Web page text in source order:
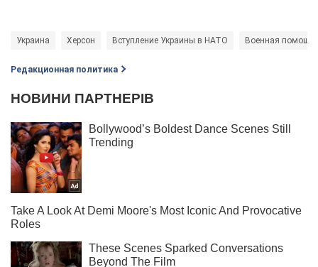
Украина Херсон Вступление Украины в НАТО Военная помощь
Редакционная политика